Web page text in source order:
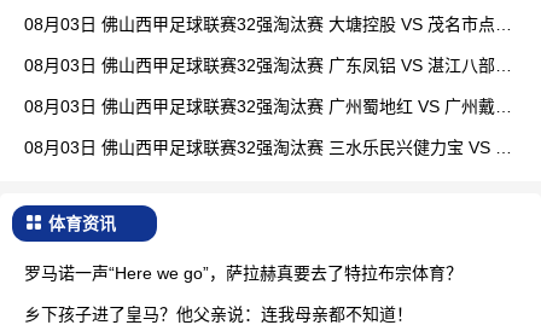
08月03日 佛山西甲足球联赛32强淘汰赛 大塘控股 VS 茂名市点都
08月03日 佛山西甲足球联赛32强淘汰赛 广东凤铝 VS 湛江八部科
08月03日 佛山西甲足球联赛32强淘汰赛 广州蜀地红 VS 广州戴拿
08月03日 佛山西甲足球联赛32强淘汰赛 三水乐民兴健力宝 VS 中
体育资讯
罗马诺一声“Here we go”，萨拉赫真要去了特拉布宗体育？
乡下孩子进了皇马？他父亲说：连我母亲都不知道！